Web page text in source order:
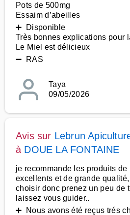
Pots de 500mg
Essaim d’abeilles
➕ Disponible
Très bonnes explications pour
Le Miel est délicieux
➖ RAS
Taya
09/05/2026
Avis sur Lebrun
à DOUE LA FONTAINE
je recommande les produits de
excellents et de grande
choisir donc prenez un peu de
laissez vous guider..
➕ Nous avons été reçus trés